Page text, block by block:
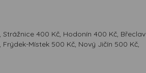
400 Kč, Hodonín 400 Kč, Břeclav
Místek 500 Kč, Nový Jičín 500 Kč,